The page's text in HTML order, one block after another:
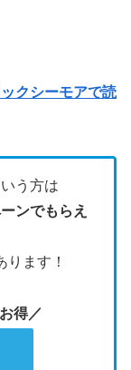
クシーモアで読
う方は
ンでもらえ
ります！
得／